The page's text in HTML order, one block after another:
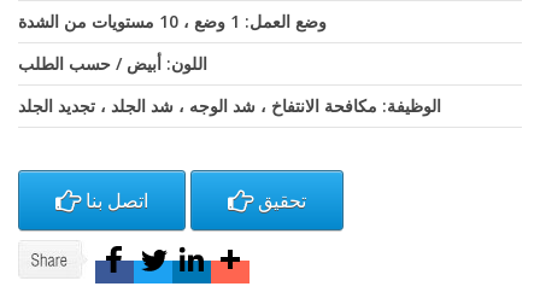
وضع العمل: 1 وضع ، 10 مستويات من الشدة
اللون: أبيض / حسب الطلب
الوظيفة: مكافحة الانتفاخ ، شد الوجه ، شد الجلد ، تجديد الجلد
اتصل بنا تحقيق